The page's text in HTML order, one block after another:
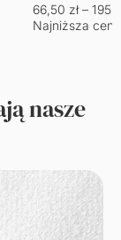
66,50 zł –
Najniższa
nasze